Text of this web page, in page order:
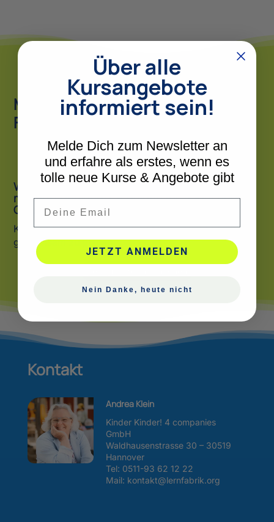
Maßgeschneiderte In-House
Fortbildungen
Wir bieten alle Kurse auch als
maßgeschneiderte Schulung für Träger oder
Gruppen an!
Kontaktiere uns für ein Vorgespräch, um den Kurs
gemeinsam zu planen.
Kontakt
Andrea Klein
Kinder Kinder! 4 companies
GmbH
Waldhausenstrasse 30 – 30519
Hannover
Tel: 0511-93 62 12 22
Mail: kontakt@lernfabrik.org
Über alle
Kursangebote
informiert sein!
Melde Dich zum Newsletter an
und erfahre als erstes, wenn es
tolle neue Kurse & Angebote gibt
JETZT ANMELDEN
Nein Danke, heute nicht